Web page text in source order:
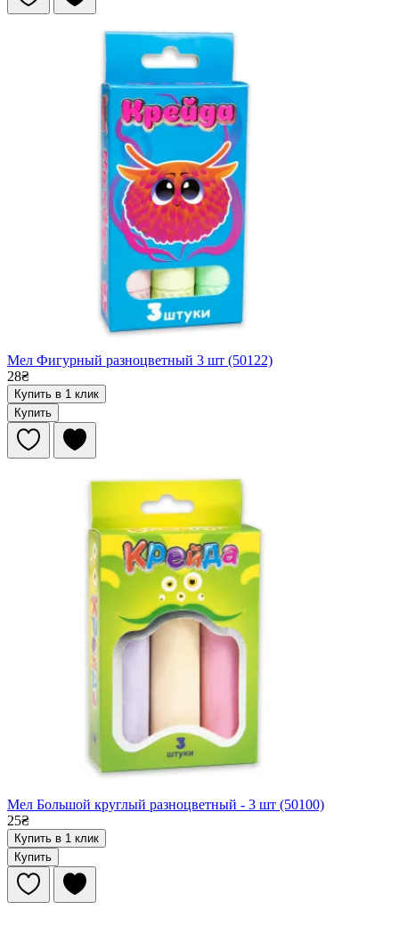
Мел Фигурный разноцветный 3 шт (50122)
28₴
Купить в 1 клик
Купить
Мел Большой круглый разноцветный - 3 шт (50100)
25₴
Купить в 1 клик
Купить